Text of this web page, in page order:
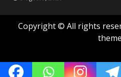
Copyright © All rights